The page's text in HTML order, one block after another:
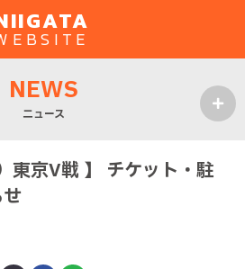
NEWS
ニュース
東京V戦 】 チケット・駐